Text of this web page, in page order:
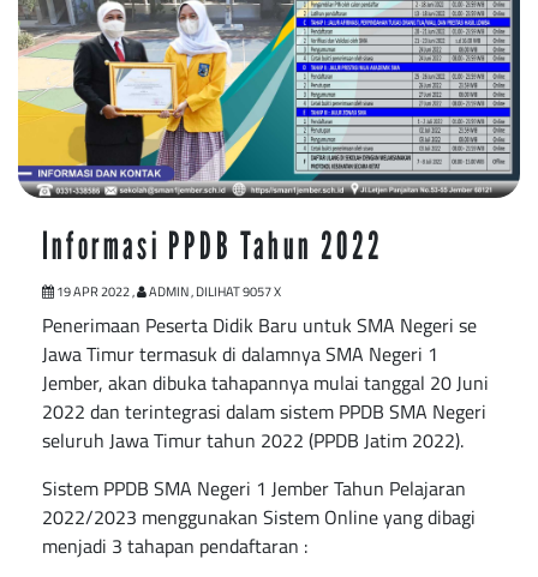
Informasi PPDB Tahun 2022
19 APR 2022 , ADMIN , DILIHAT 9057 X
Penerimaan Peserta Didik Baru untuk SMA Negeri se
Jawa Timur termasuk di dalamnya SMA Negeri 1
Jember, akan dibuka tahapannya mulai tanggal 20 Juni
2022 dan terintegrasi dalam sistem PPDB SMA Negeri
seluruh Jawa Timur tahun 2022 (PPDB Jatim 2022).
Sistem PPDB SMA Negeri 1 Jember Tahun Pelajaran
2022/2023 menggunakan Sistem Online yang dibagi
menjadi 3 tahapan pendaftaran :